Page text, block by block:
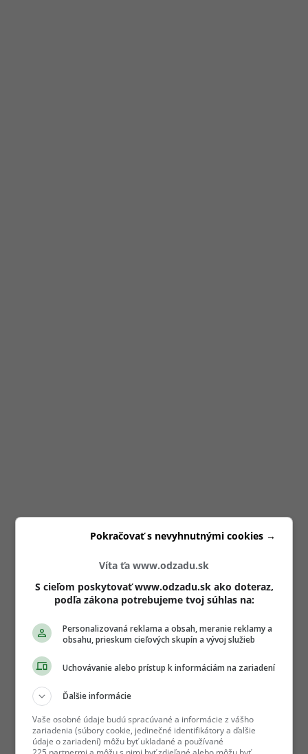
Víta ťa www.odzadu.sk
S cieľom poskytovať www.odzadu.sk ako doteraz,
podľa zákona potrebujeme tvoj súhlas na:
Personalizovaná reklama a obsah, meranie reklamy a
obsahu, prieskum cieľových skupín a vývoj služieb
Uchovávanie alebo prístup k informáciám na zariadení
Ďalšie informácie
Vaše osobné údaje budú spracúvané a informácie z vášho
zariadenia (súbory cookie, jedinečné identifikátory a ďalšie
údaje o zariadení) môžu byť ukladané a používané
Pokračovať s nevyhnutnými cookies →